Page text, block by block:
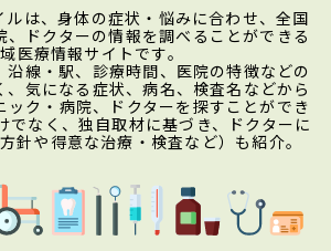
ルは、身体の症状・悩みに合わせ、全国
、ドクターの情報を調べることができる
医療情報サイトです。
沿線・駅、診療時間、医院の特徴などの
気になる症状、病名、検査名などから
ック・病院、ドクターを探すことができ
でなく、独自取材に基づき、ドクターに
針や得意な治療・検査など）も紹介。